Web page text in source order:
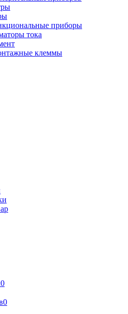
приборы
тока
клеммы
0
0